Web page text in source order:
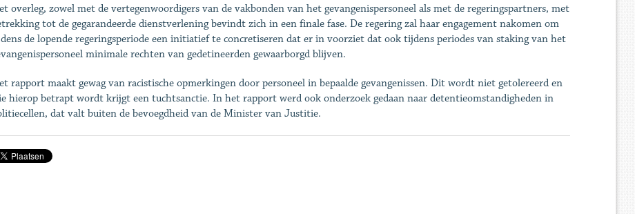
overleg, zowel met de vertegenwoordigers van de vakbonden van het gevangenispersoneel als met de regeringspartners, met
tot de gegarandeerde dienstverlening bevindt zich in een finale fase. De regering zal haar engagement nakomen om
de lopende regeringsperiode een initiatief te concretiseren dat er in voorziet dat ook tijdens periodes van staking van het
minimale rechten van gedetineerden gewaarborgd blijven.
rapport maakt gewag van racistische opmerkingen door personeel in bepaalde gevangenissen. Dit wordt niet getolereerd en
hierop betrapt wordt krijgt een tuchtsanctie. In het rapport werd ook onderzoek gedaan naar detentieomstandigheden in
dat valt buiten de bevoegdheid van de Minister van Justitie.